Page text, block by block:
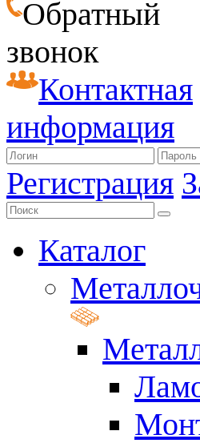
Обратный
звонок
Контактная
информация
Регистрация
Каталог